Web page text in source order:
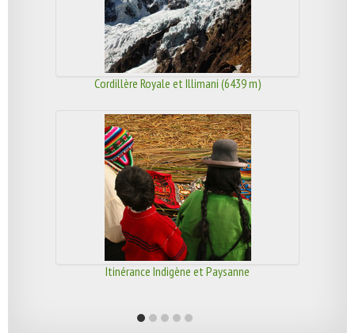
Cordillère Royale et Illimani (6439 m)
Itinérance Indigène et Paysanne